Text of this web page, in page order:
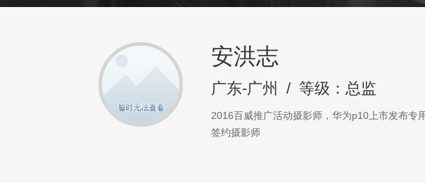
安洪志
广东-广州 / 等级：总监
2016百威推广活动摄影师，华为p10上市发布专
签约摄影师